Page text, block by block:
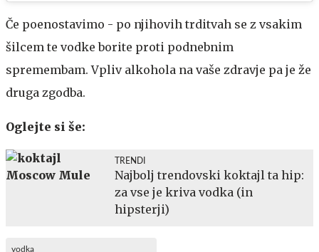
Če poenostavimo - po njihovih trditvah se z vsakim
šilcem te vodke borite proti podnebnim
spremembam. Vpliv alkohola na vaše zdravje pa je že
druga zgodba.
Oglejte si še:
TRENDI
Najbolj trendovski koktajl ta hip:
za vse je kriva vodka (in
hipsterji)
vodka